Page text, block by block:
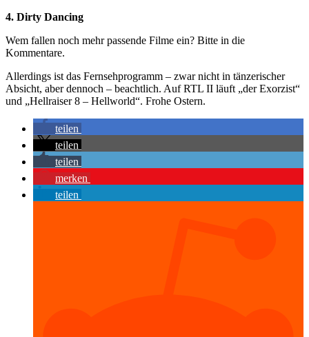
4. Dirty Dancing
Wem fallen noch mehr passende Filme ein? Bitte in die
Kommentare.
Allerdings ist das Fernsehprogramm – zwar nicht in tänzerischer
Absicht, aber dennoch – beachtlich. Auf RTL II läuft „der Exorzist“
und „Hellraiser 8 – Hellworld“. Frohe Ostern.
teilen
teilen
teilen
merken
teilen